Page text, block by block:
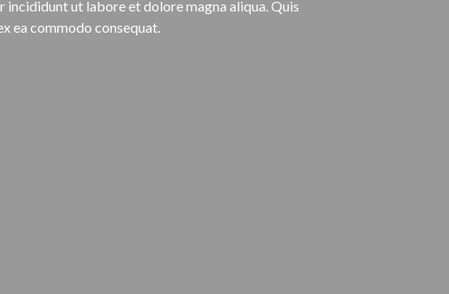
ut labore et dolore magna aliqua. Quis
ea commodo consequat.